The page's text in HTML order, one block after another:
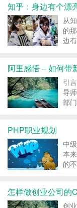
的
经
知乎：身边有个漂
从
的
边
就
尝
阿里感悟 – 如何带
引
导
部
要
PHP职业规划
中
本
的
怎样做创业公司的
创